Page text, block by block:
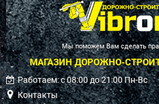
Мы поможем Вам сделать
МАГАЗИН ДОРОЖНО-
Работаем: c 08:00 до 21:00 Пн-Вс
Контакты